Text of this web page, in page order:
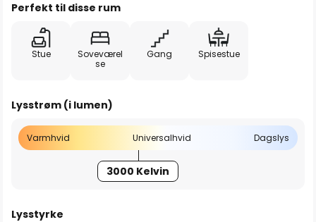
Perfekt til disse rum
Stue
Soveværel
se
Gang Spisestue
Lysstrøm (i lumen)
Varmhvid Universalhvid Dagslys
3000 Kelvin
Lysstyrke